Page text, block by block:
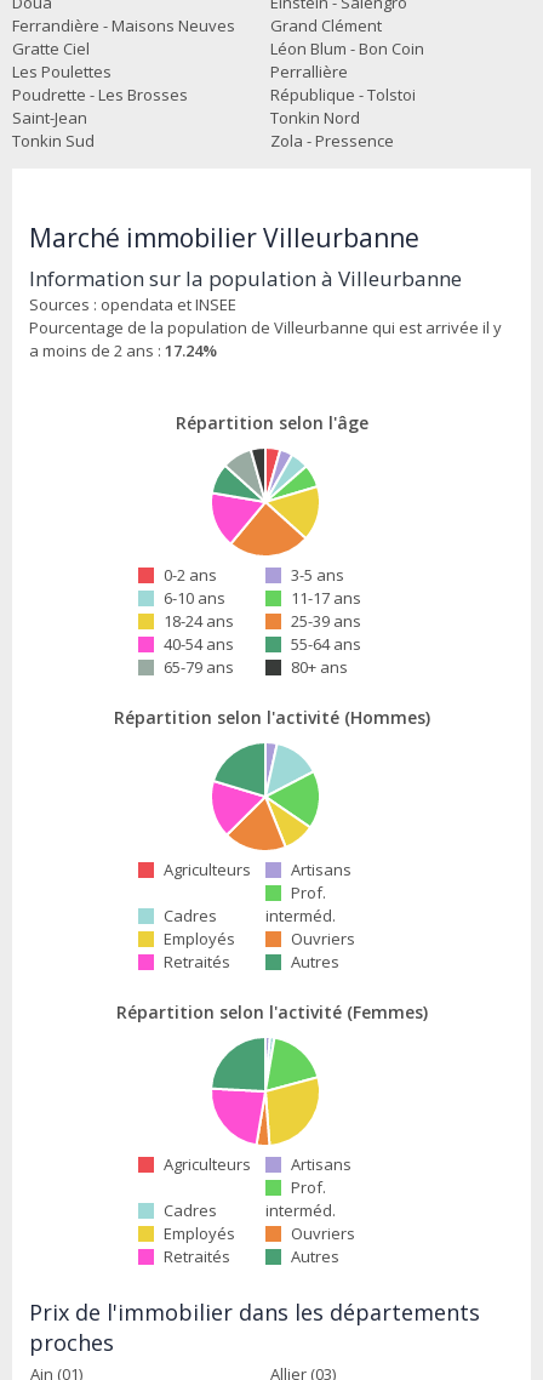
Ferrandière - Maisons Neuves
Grand Clément
Gratte Ciel
Léon Blum - Bon Coin
Les Poulettes
Perrallière
Poudrette - Les Brosses
République - Tolstoi
Saint-Jean
Tonkin Nord
Tonkin Sud
Zola - Pressence
Marché immobilier Villeurbanne
Information sur la population à Villeurbanne
Sources : opendata et INSEE
Pourcentage de la population de Villeurbanne qui est arrivée il y
a moins de 2 ans : 17.24%
Répartition selon l'âge
0-2 ans
3-5 ans
6-10 ans
11-17 ans
18-24 ans
25-39 ans
40-54 ans
55-64 ans
65-79 ans
80+ ans
Répartition selon l'activité (Hommes)
Agriculteurs Artisans
Cadres
Prof.
interméd.
Employés
Ouvriers
Retraités
Autres
Répartition selon l'activité (Femmes)
Agriculteurs Artisans
Cadres
Prof.
interméd.
Employés
Ouvriers
Retraités
Autres
Prix de l'immobilier dans les départements
proches
Ain (01) Allier (03)